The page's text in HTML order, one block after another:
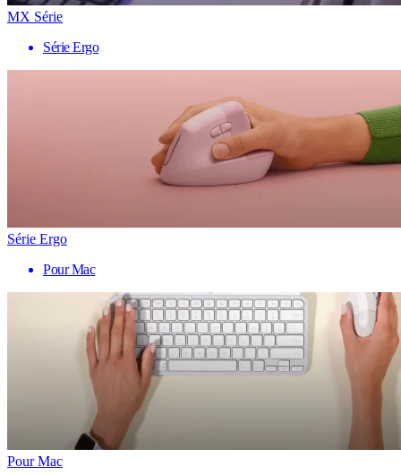
MX Série
Série Ergo
Série Ergo
Pour Mac
Pour Mac